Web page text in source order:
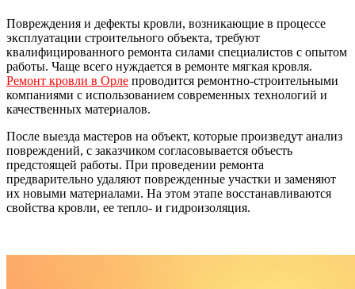
Повреждения и дефекты кровли, возникающие в процессе
эксплуатации строительного объекта, требуют
квалифицированного ремонта силами специалистов с опытом
работы. Чаще всего нуждается в ремонте мягкая кровля.
Ремонт кровли в Орле проводится ремонтно-строительными
компаниями с использованием современных технологий и
качественных материалов.
После выезда мастеров на объект, которые произведут анализ
повреждений, с заказчиком согласовывается объесть
предстоящей работы. При проведении ремонта
предварительно удаляют поврежденные участки и заменяют
их новыми материалами. На этом этапе восстанавливаются
свойства кровли, ее тепло- и гидроизоляция.